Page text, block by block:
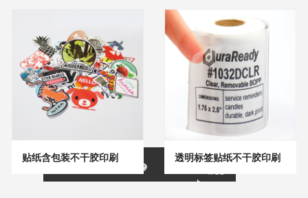
贴纸含包装不干胶印刷 透明标签贴纸不干胶印刷